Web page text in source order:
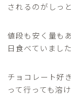
されるのがしっ
値段も安く量も
日食べていました
チョコレート好
って行っても溶